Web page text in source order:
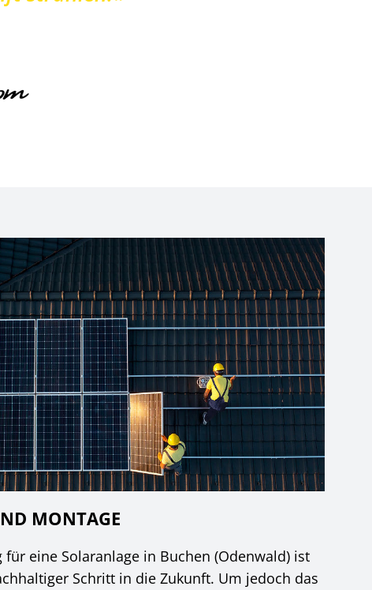
MONTAGE
für eine Solaranlage in Buchen (Odenwald) ist
Schritt in die Zukunft. Um jedoch das